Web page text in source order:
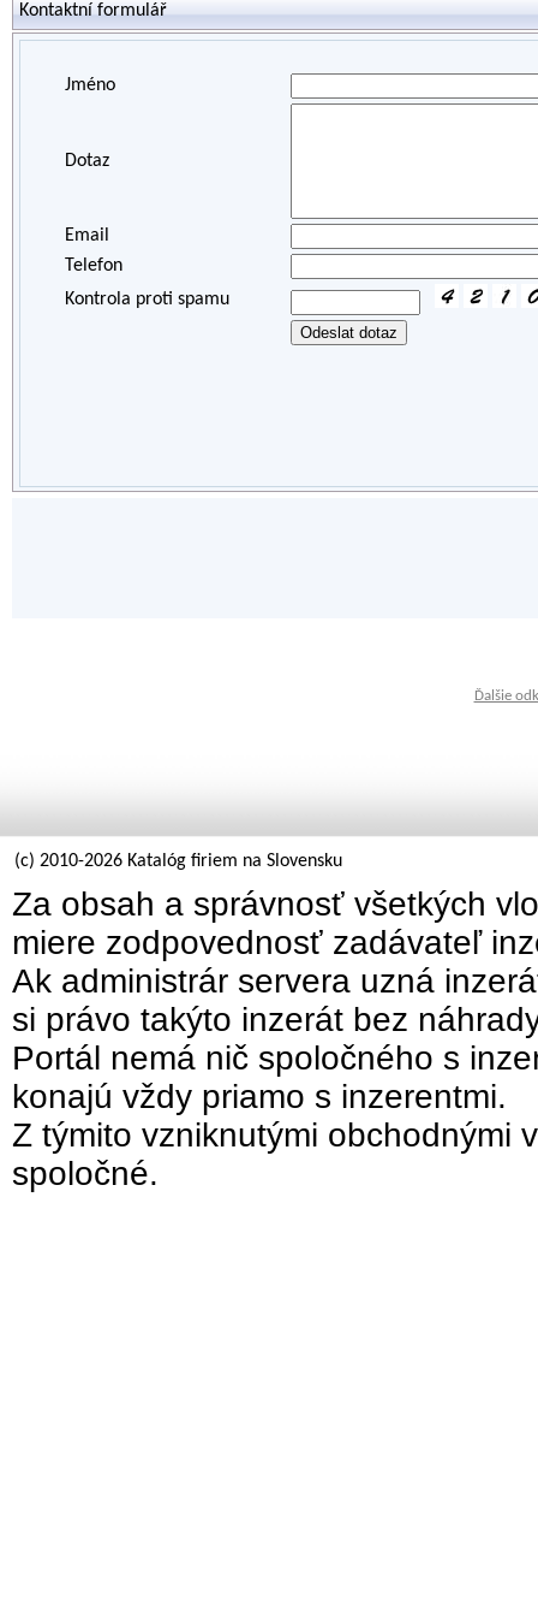
Kontaktní formulář
Jméno
Dotaz
Email
Telefon
Kontrola proti spamu
Ďalšie
(c) 2010-2026 Katalóg firiem na Slovensku
Za obsah a správnosť všetkých
miere zodpovednosť zadávateľ
Ak administrár servera uzná
si právo takýto inzerát bez
Portál nemá nič spoločného s
konajú vždy priamo s inzerentmi.
Z týmito vzniknutými obchodnými
spoločné.